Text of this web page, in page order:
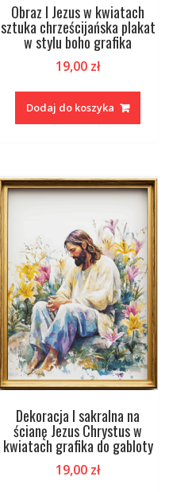
Obraz I Jezus w kwiatach
sztuka chrześcijańska plakat
w stylu boho grafika
19,00 zł
Dodaj do koszyka
Dekoracja I sakralna na
ścianę Jezus Chrystus w
kwiatach grafika do gabloty
19,00 zł